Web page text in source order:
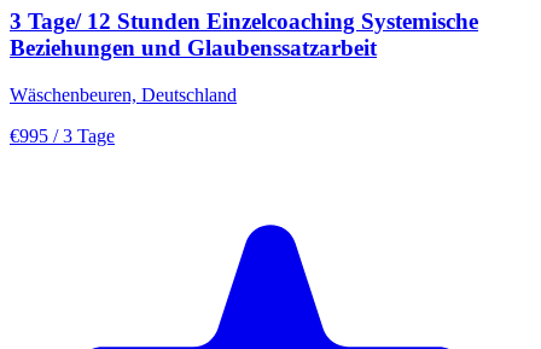
3 Tage/ 12 Stunden Einzelcoaching Systemische
Beziehungen und Glaubenssatzarbeit
Wäschenbeuren, Deutschland
€995 / 3 Tage